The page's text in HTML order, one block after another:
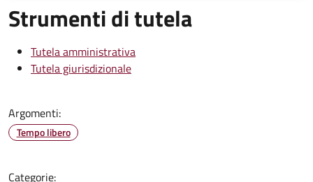
Strumenti di tutela
Tutela amministrativa
Tutela giurisdizionale
Argomenti:
Tempo libero
Categorie: